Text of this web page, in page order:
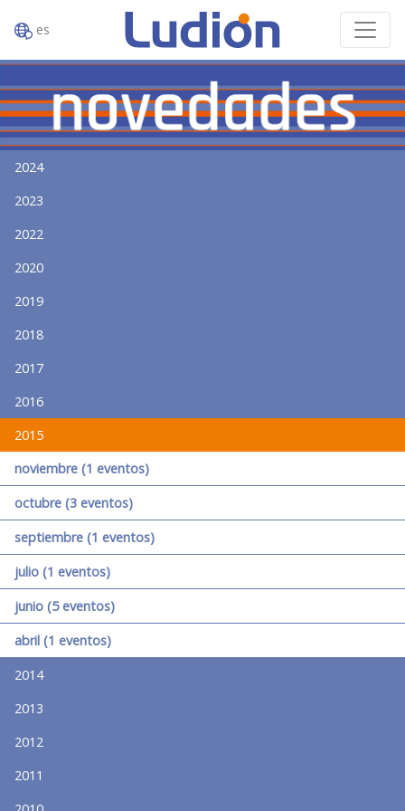
es
2024
2023
2022
2020
2019
2018
2017
2016
2015
noviembre (1 eventos)
octubre (3 eventos)
septiembre (1 eventos)
julio (1 eventos)
junio (5 eventos)
abril (1 eventos)
2014
2013
2012
2011